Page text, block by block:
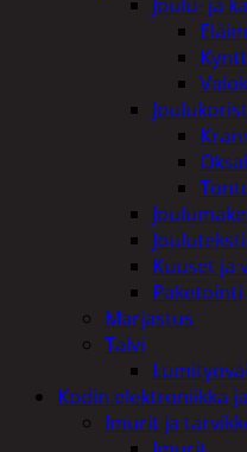
Kuuset ja
Paketointi
Marjastus
Talvi
Kodin elektroniikka
Imurit ja